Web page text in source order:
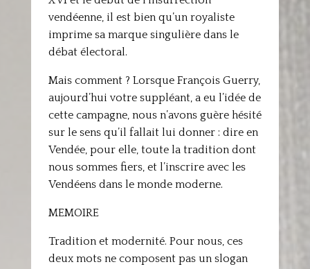
vendéenne, il est bien qu’un royaliste
imprime sa marque singulière dans le
débat électoral.
Mais comment ? Lorsque François Guerry,
aujourd’hui votre suppléant, a eu l’idée de
cette campagne, nous n’avons guère hésité
sur le sens qu’il fallait lui donner : dire en
Vendée, pour elle, toute la tradition dont
nous sommes fiers, et l’inscrire avec les
Vendéens dans le monde moderne.
MEMOIRE
Tradition et modernité. Pour nous, ces
deux mots ne composent pas un slogan